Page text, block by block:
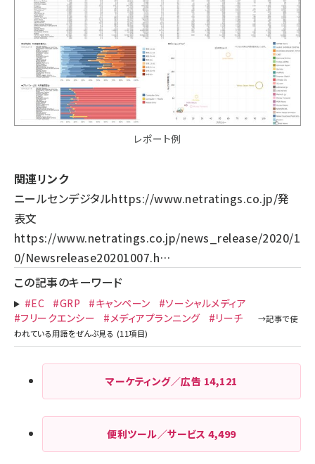
​​​​​レポート例
関連リンク
ニールセンデジタルhttps://www.netratings.co.jp/発
表文
https://www.netratings.co.jp/news_release/2020/1
0/Newsrelease20201007.h…
この記事のキーワード
#EC #GRP #キャンペーン
#ソーシャルメディア
#フリークエンシー
#メディアプランニング #リーチ
マーケティング／広告 14,121
便利ツール／サービス4,499